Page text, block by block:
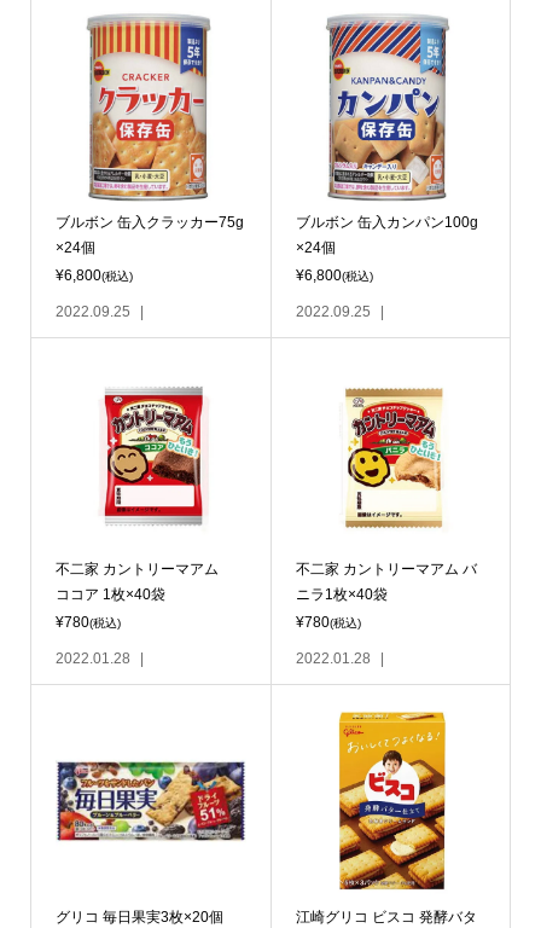
ブルボン 缶入クラッカー75g
×24個
¥6,800(税込)
2022.09.25
ブルボン 缶入カンパン100g
×24個
¥6,800(税込)
2022.09.25
不二家 カントリーマアム
ココア 1枚×40袋
¥780(税込)
2022.01.28
不二家 カントリーマアム バ
ニラ1枚×40袋
¥780(税込)
2022.01.28
グリコ 毎日果実3枚×20個
江崎グリコ ビスコ 発酵バタ